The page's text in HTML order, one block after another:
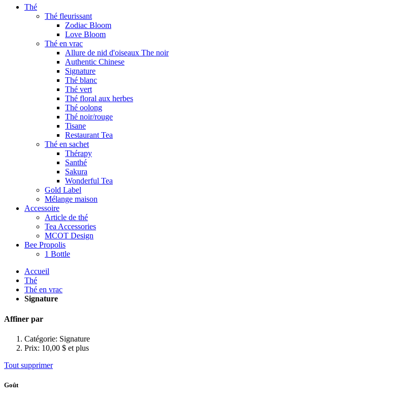
Thé
Thé fleurissant
Zodiac Bloom
Love Bloom
Thé en vrac
Allure de nid d'oiseaux The noir
Authentic Chinese
Signature
Thé blanc
Thé vert
Thé floral aux herbes
Thé oolong
Thé noir/rouge
Tisane
Restaurant Tea
Thé en sachet
Thérapy
Santhé
Sakura
Wonderful Tea
Gold Label
Mélange maison
Accessoire
Article de thé
Tea Accessories
MCOT Design
Bee Propolis
1 Bottle
Accueil
Thé
Thé en vrac
Signature
Affiner par
Catégorie: Signature
Prix: 10,00 $ et plus
Tout supprimer
Goût